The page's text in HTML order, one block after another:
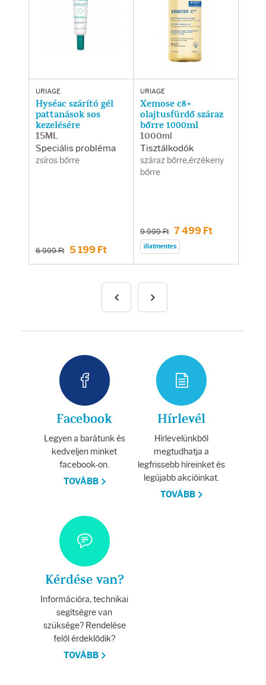
URIAGE
Hyséac szárító gél
pattanások sos
kezelésére
15ML
Speciális probléma
zsíros bőrre
6 999 Ft 5 199 Ft
URIAGE
Xemose c8+
olajtusfürdő száraz
bőrre 1000ml
1000ml
Tisztálkodók
száraz bőrre,érzékeny
bőrre
9 999 Ft 7 499 Ft
illatmentes
Facebook
Legyen a barátunk és
kedveljen minket
facebook-on.
TOVÁBB
Hírlevél
Hírlevelünkből
megtudhatja a
legfrissebb híreinket és
legújabb akcióinkat.
TOVÁBB
Kérdése van?
Információra, technikai
segítségre van
szüksége? Rendelése
felől érdeklődik?
TOVÁBB